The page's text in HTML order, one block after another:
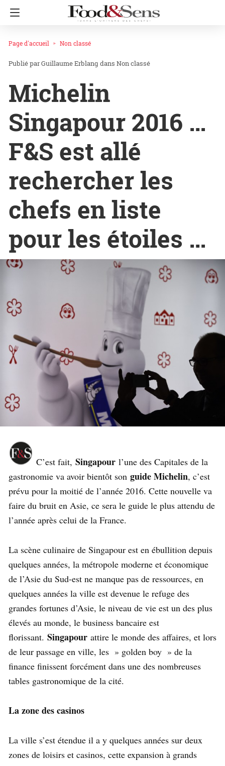
Page d'accueil Non classé
Guillaume Erblang dans Non classé
Michelin
Singapour 2016 …
F&S est allé
rechercher les
chefs en liste
pour les étoiles …
C’est fait, Singapour l’une des Capitales de la
gastronomie va avoir bientôt son guide Michelin, c’est
prévu pour la moitié de l’année 2016. Cette nouvelle va
faire du bruit en Asie, ce sera le guide le plus attendu de
l’année après celui de la France.
La scène culinaire de Singapour est en ébullition depuis
quelques années, la métropole moderne et économique
de l’Asie du Sud-est ne manque pas de ressources, en
quelques années la ville est devenue le refuge des
grandes fortunes d’Asie, le niveau de vie est un des plus
élevés au monde, le business bancaire est
florissant. Singapour attire le monde des affaires, et lors
de leur passage en ville, les » golden boy » de la
finance finissent forcément dans une des nombreuses
tables gastronomique de la cité.
La zone des casinos
La ville s’est étendue il a y quelques années sur deux
zones de loisirs et casinos, cette expansion à grands